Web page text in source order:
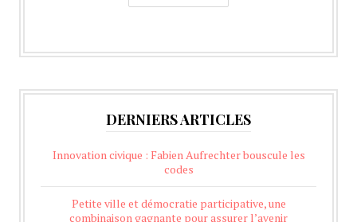
DERNIERS ARTICLES
Innovation civique : Fabien Aufrechter bouscule les
codes
Petite ville et démocratie participative, une
combinaison gagnante pour assurer l’avenir